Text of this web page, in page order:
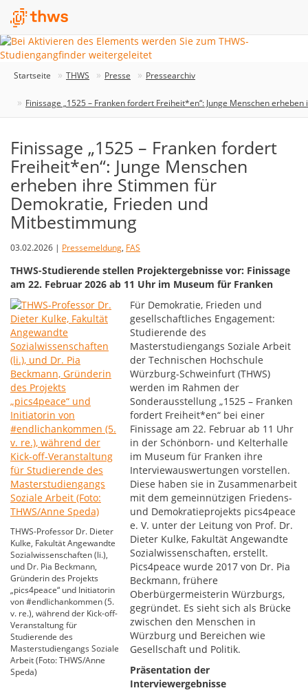
Startseite THWS Presse Pressearchiv
Finissage „1525 – Franken fordert Freiheit*en“: Junge Menschen
Finissage „1525 – Franken fordert
Freiheit*en“: Junge Menschen
erheben ihre Stimmen für
Demokratie, Frieden und
Mitbestimmung
03.02.2026 | Pressemeldung, FAS
THWS-Studierende stellen Projektergebnisse vor: Finissage
am 22. Februar 2026 ab 11 Uhr im Museum für Franken
THWS-Professor Dr. Dieter
Kulke, Fakultät Angewandte
Sozialwissenschaften (li.),
und Dr. Pia Beckmann,
Gründerin des Projekts
„pics4peace“ und Initiatorin
von #endlichankommen (5.
v. re.), während der Kick-off-
Veranstaltung für
Studierende des
Masterstudiengangs Soziale
Arbeit (Foto: THWS/Anne
Speda)
Für Demokratie, Frieden und
gesellschaftliches Engagement:
Studierende des
Masterstudiengangs Soziale Arbeit
der Technischen Hochschule
Würzburg-Schweinfurt (THWS)
werden im Rahmen der
Sonderausstellung „1525 – Franken
fordert Freiheit*en“ bei einer
Finissage am 22. Februar ab 11 Uhr
in der Schönborn- und Kelterhalle
im Museum für Franken ihre
Interviewauswertungen vorstellen.
Diese haben sie in Zusammenarbeit
mit dem gemeinnützigen Friedens-
und Demokratieprojekts pics4peace
e. V. unter der Leitung von Prof. Dr.
Dieter Kulke, Fakultät Angewandte
Sozialwissenschaften, erstellt.
Pics4peace wurde 2017 von Dr. Pia
Beckmann, frühere
Oberbürgermeisterin Würzburgs,
gegründet. Es sieht sich als Brücke
zwischen den Menschen in
Würzburg und Bereichen wie
Gesellschaft und Politik.
Präsentation der
Interviewergebnisse